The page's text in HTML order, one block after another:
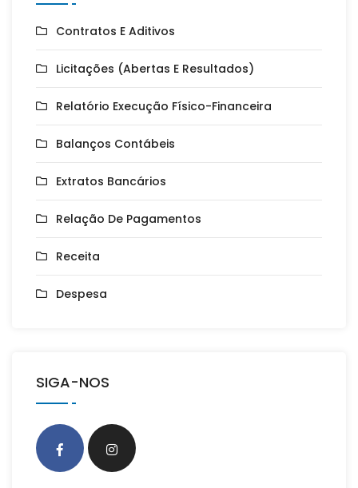
Contratos E Aditivos
Licitações (Abertas E Resultados)
Relatório Execução Físico-Financeira
Balanços Contábeis
Extratos Bancários
Relação De Pagamentos
Receita
Despesa
SIGA-NOS